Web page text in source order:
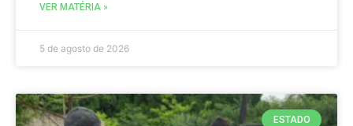
VER MATÉRIA »
5 de agosto de 2026
ESTADO